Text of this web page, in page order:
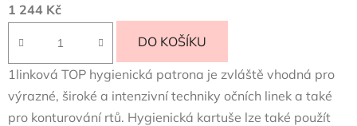
1 244 Kč
DO KOŠÍKU
1linková TOP hygienická patrona je zvláště vhodná pro
výrazné, široké a intenzivní techniky očních linek a také
pro konturování rtů. Hygienická kartuše lze také použít